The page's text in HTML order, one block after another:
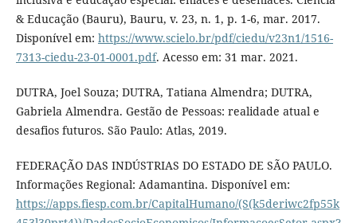
& Educação (Bauru), Bauru, v. 23, n. 1, p. 1-6, mar. 2017.
Disponível em: https://www.scielo.br/pdf/ciedu/v23n1/1516-
7313-ciedu-23-01-0001.pdf. Acesso em: 31 mar. 2021.
DUTRA, Joel Souza; DUTRA, Tatiana Almendra; DUTRA,
Gabriela Almendra. Gestão de Pessoas: realidade atual e
desafios futuros. São Paulo: Atlas, 2019.
FEDERAÇÃO DAS INDÚSTRIAS DO ESTADO DE SÃO PAULO.
Informações Regional: Adamantina. Disponível em:
https://apps.fiesp.com.br/CapitalHumano/(S(k5deriwc2fp55k